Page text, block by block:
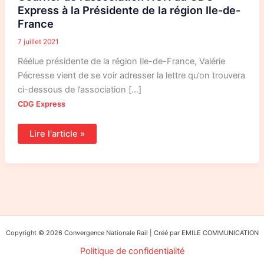
Express à la Présidente de la région Ile-de-
France
7 juillet 2021
Réélue présidente de la région Ile-de-France, Valérie
Pécresse vient de se voir adresser la lettre qu’on trouvera
ci-dessous de l’association […]
CDG Express
Lire l'article »
Copyright © 2026 Convergence Nationale Rail | Créé par EMILE COMMUNICATION
Politique de confidentialité